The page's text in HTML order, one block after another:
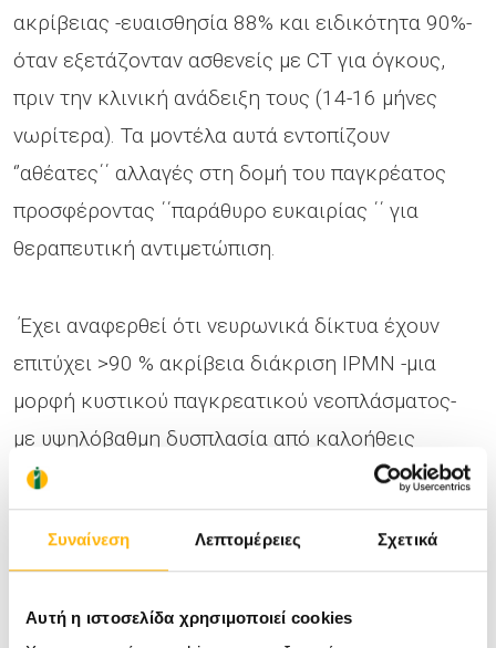
Συναίνεση Λεπτομέρειες Σχετικά
Αυτή η ιστοσελίδα χρησιμοποιεί cookies
ακρίβειας -ευαισθησία 88% και ειδικότητα 90%-
όταν εξετάζονταν ασθενείς με CT για όγκους,
πριν την κλινική ανάδειξη τους (14-16 μήνες
νωρίτερα). Τα μοντέλα αυτά εντοπίζουν
‘’αθέατες΄΄ αλλαγές στη δομή του παγκρέατος
προσφέροντας ΄΄παράθυρο ευκαιρίας ΄΄ για
θεραπευτική αντιμετώπιση.
Έχει αναφερθεί ότι νευρωνικά δίκτυα έχουν
επιτύχει >90 % ακρίβεια διάκριση IPMN -μια
μορφή κυστικού παγκρεατικού νεοπλάσματος-
με υψηλόβαθμη δυσπλασία από καλοήθεις
κύστεις.
Τέλος μπορούν να χρησιμοποιηθούν τα
παγκρεατίτιδα για να προβλεφθούν ποιοι